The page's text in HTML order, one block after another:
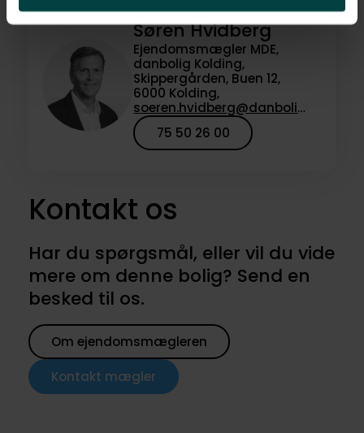
Søren Hvidberg
Ejendomsmægler MDE,
danbolig Kolding,
Skippergården, Buen 12,
6000 Kolding,
soeren.hvidberg@danbolig.dk
75 50 26 00
Kontakt os
Har du spørgsmål, eller vil du vide
mere om denne bolig? Send en
besked til os.
Om ejendomsmægleren
Kontakt mægler